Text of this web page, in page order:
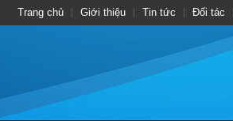
Trang chủ Giới thiệu Tin tức Đối tác